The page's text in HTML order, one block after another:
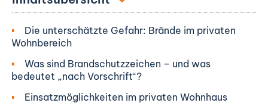
Die unterschätzte Gefahr: Brände im privaten
Wohnbereich
Was sind Brandschutzzeichen – und was
bedeutet „nach Vorschrift“?
Einsatzmöglichkeiten im privaten Wohnhaus